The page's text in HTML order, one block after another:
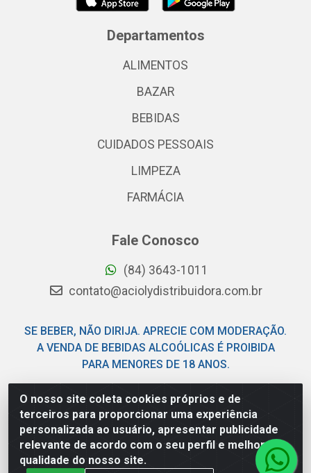
O nosso site coleta cookies próprios e de
terceiros para proporcionar uma experiência
personalizada ao usuário, apresentar publicidade
relevante de acordo com o seu perfil e melhorar a
qualidade do nosso site.
Departamentos
ALIMENTOS
BAZAR
BEBIDAS
CUIDADOS PESSOAIS
LIMPEZA
FARMÁCIA
Fale Conosco
(84) 3643-1011
contato@aciolydistribuidora.com.br
SE BEBER, NÃO DIRIJA. APRECIE COM MODERAÇÃO.
A VENDA DE BEBIDAS ALCOÓLICAS É PROIBIDA
PARA MENORES DE 18 ANOS.
Acioly Distribuidora - Av Piloto Pereira Tim - Parque de
Exposições - Parnamirim/RN - CEP 59146-480 - CNPJ
06.029.901/0001-92